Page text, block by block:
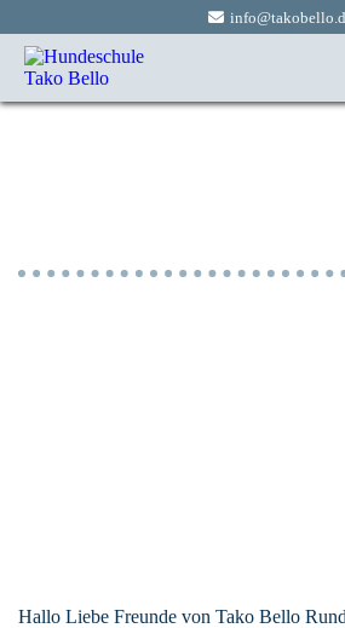
Hallo Liebe Freunde von Tako Bello